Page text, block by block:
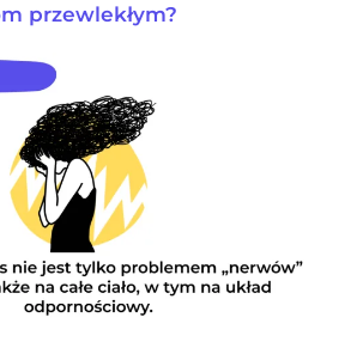
przewlekłym?